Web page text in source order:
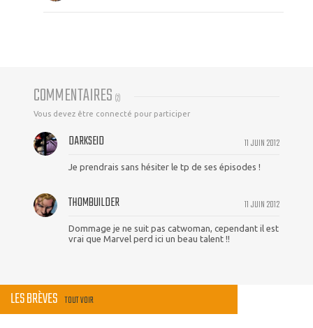
COMMENTAIRES (2)
Vous devez être connecté pour participer
11 JUIN 2012
DARKSEID
Je prendrais sans hésiter le tp de ses épisodes !
11 JUIN 2012
THOMBUILDER
Dommage je ne suit pas catwoman, cependant il est
vrai que Marvel perd ici un beau talent !!
LES BRÈVES TOUT VOIR